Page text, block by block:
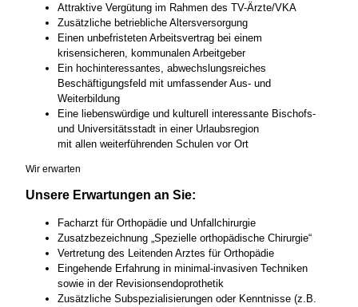
Attraktive Vergütung im Rahmen des TV-Ärzte/VKA
Zusätzliche betriebliche Altersversorgung
Einen unbefristeten Arbeitsvertrag bei einem
krisensicheren, kommunalen Arbeitgeber
Ein hochinteressantes, abwechslungsreiches
Beschäftigungsfeld mit umfassender Aus- und
Weiterbildung
Eine liebenswürdige und kulturell interessante Bischofs-
und Universitätsstadt in einer Urlaubsregion
mit allen weiterführenden Schulen vor Ort
Wir erwarten
Unsere Erwartungen an Sie:
Facharzt für Orthopädie und Unfallchirurgie
Zusatzbezeichnung „Spezielle orthopädische Chirurgie“
Vertretung des Leitenden Arztes für Orthopädie
Eingehende Erfahrung in minimal-invasiven Techniken
sowie in der Revisionsendoprothetik
Zusätzliche Subspezialisierungen oder Kenntnisse (z.B.